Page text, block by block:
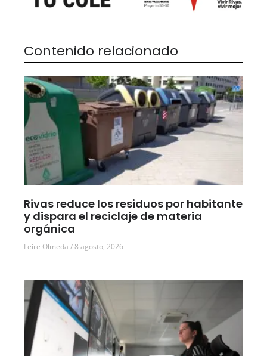
Contenido relacionado
Rivas reduce los residuos por habitante
y dispara el reciclaje de materia
orgánica
Leire Olmeda 8 agosto, 2026